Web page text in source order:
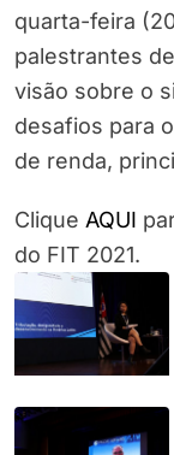
quarta-feira
palestrantes
visão sobre o
desafios para
de renda,
Clique AQUI
do FIT 2021.